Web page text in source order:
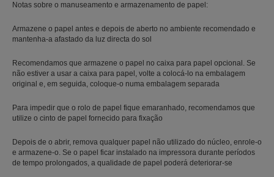
Notas sobre o manuseamento e armazenamento de papel:
Armazene o papel antes e depois de aberto no ambiente recomendado e
mantenha-a afastado da luz directa do sol
Recomendamos que armazene o papel no caixa para papel opcional. Se
não estiver a usar a caixa para papel, volte a colocá-lo na embalagem
original e, em seguida, coloque-o numa embalagem separada
Para impedir que o rolo de papel fique emaranhado, recomendamos que
utilize o cinto de papel fornecido para fixação
Depois de o abrir, remova qualquer papel não utilizado do núcleo, enrole-o
e armazene-o. Se o papel ficar instalado na impressora durante períodos
de tempo prolongados, a qualidade de papel poderá deteriorar-se